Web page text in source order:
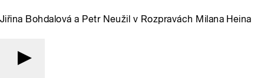
Jiřina Bohdalová a Petr Neužil v Rozpravách Milana Heina